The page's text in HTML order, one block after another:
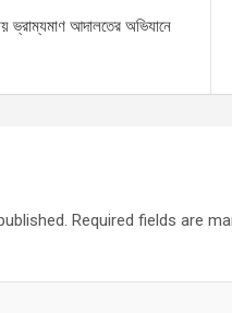
ভ্রাম্যমাণ আদালতের অভিযানে
Required fields are